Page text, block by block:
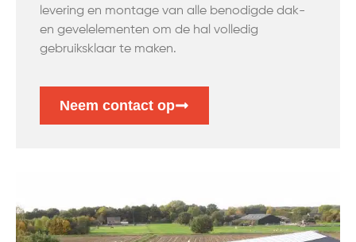
levering en montage van alle benodigde dak-
en gevelelementen om de hal volledig
gebruiksklaar te maken.
Neem contact op